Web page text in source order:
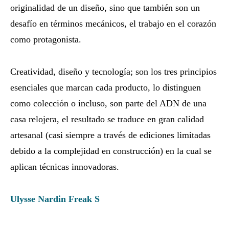
originalidad de un diseño, sino que también son un
desafío en términos mecánicos, el trabajo en el corazón
como protagonista.
Creatividad, diseño y tecnología; son los tres principios
esenciales que marcan cada producto, lo distinguen
como colección o incluso, son parte del ADN de una
casa relojera, el resultado se traduce en gran calidad
artesanal (casi siempre a través de ediciones limitadas
debido a la complejidad en construcción) en la cual se
aplican técnicas innovadoras.
Ulysse Nardin Freak S